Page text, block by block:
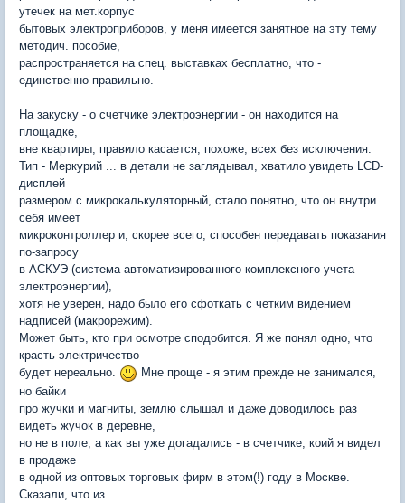
утечек на мет.корпус
бытовых электроприборов, у меня имеется занятное на эту тему
методич. пособие,
распространяется на спец. выставках бесплатно, что -
единственно правильно.
На закуску - о счетчике электроэнергии - он находится на
площадке,
вне квартиры, правило касается, похоже, всех без исключения.
Тип - Меркурий ... в детали не заглядывал, хватило увидеть LCD-
дисплей
размером с микрокалькуляторный, стало понятно, что он внутри
себя имеет
микроконтроллер и, скорее всего, способен передавать показания
по-запросу
в АСКУЭ (система автоматизированного комплексного учета
электроэнергии),
хотя не уверен, надо было его сфоткать с четким видением
надписей (макрорежим).
Может быть, кто при осмотре сподобится. Я же понял одно, что
красть электричество
будет нереально.
Мне проще - я этим прежде не занимался,
но байки
про жучки и магниты, землю слышал и даже доводилось раз
видеть жучок в деревне,
но не в поле, а как вы уже догадались - в счетчике, коий я видел
в продаже
в одной из оптовых торговых фирм в этом(!) году в Москве.
Сказали, что из